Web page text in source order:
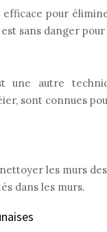
pour
sans danger
une autre
sont connues
les murs
dans les murs.